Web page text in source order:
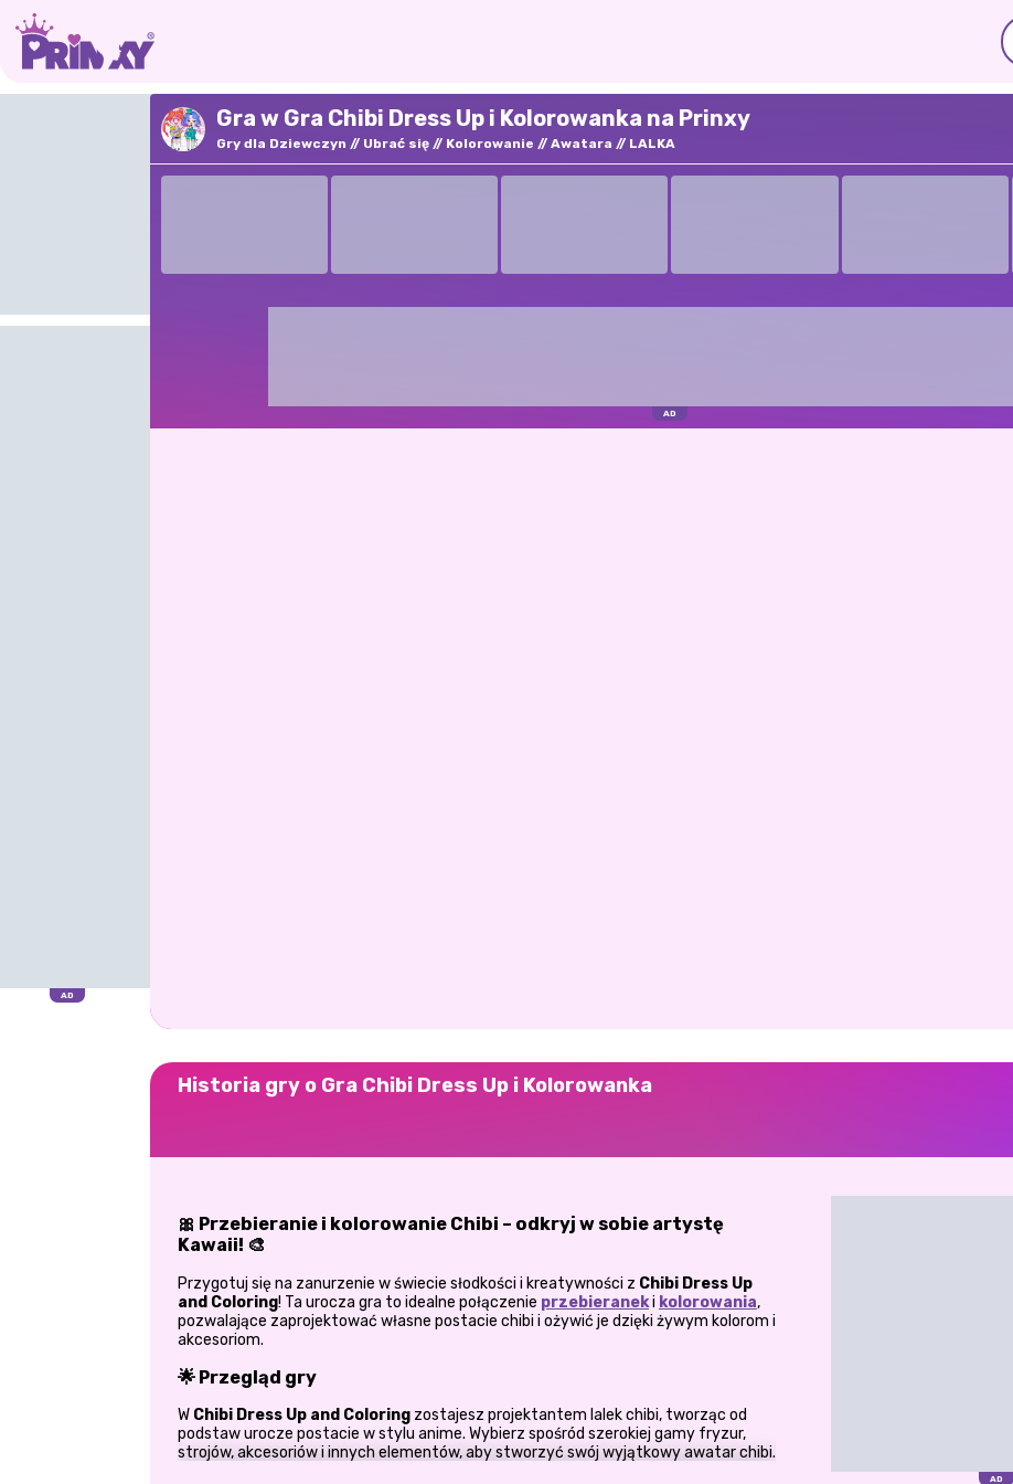
Gra w Gra Chibi Dress Up i Kolorowanka na Prinxy
Gry dla Dziewczyn Ubrać się Kolorowanie Awatara LALKA
Historia gry o Gra Chibi Dress Up i Kolorowanka
🎀 Przebieranie i kolorowanie Chibi – odkryj w sobie artystę
Kawaii! 🎨
Przygotuj się na zanurzenie w świecie słodkości i kreatywności z Chibi Dress Up
and Coloring! Ta urocza gra to idealne połączenie przebieraneki kolorowania,
pozwalające zaprojektować własne postacie chibi i ożywić je dzięki żywym kolorom i
akcesoriom.
🌟 Przegląd gry
W Chibi Dress Up and Coloring zostajesz projektantem lalek chibi, tworząc od
podstaw urocze postacie w stylu anime. Wybierz spośród szerokiej gamy fryzur,
strojów, akcesoriów i innych elementów, aby stworzyć swój wyjątkowy awatar chibi.